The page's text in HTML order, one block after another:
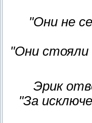
"Они не
"Они стояли
Эрик
"За